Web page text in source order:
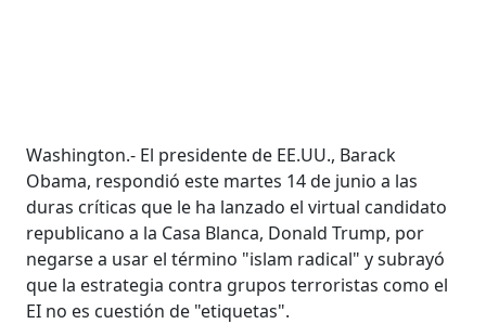
Washington.- El presidente de EE.UU., Barack
Obama, respondió este martes 14 de junio a las
duras críticas que le ha lanzado el virtual candidato
republicano a la Casa Blanca, Donald Trump, por
negarse a usar el término "islam radical" y subrayó
que la estrategia contra grupos terroristas como el
EI no es cuestión de "etiquetas".